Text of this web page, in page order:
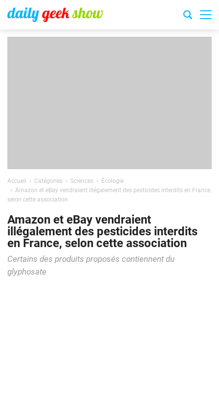
Accueil Catégories Sciences
Écologie
Amazon et eBay vendraient illégalement des pesticides interdits en France,
selon cette association
Amazon et eBay vendraient
illégalement des pesticides interdits
en France, selon cette association
Certains des produits proposés contiennent du
glyphosate